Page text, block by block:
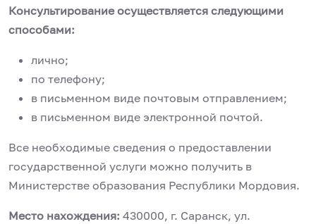
Консультирование осуществляется следующими
способами:
лично;
по телефону;
в письменном виде почтовым отправлением;
в письменном виде электронной почтой.
Все необходимые сведения о предоставлении
государственной услуги можно получить в
Министерстве образования Республики Мордовия.
Место нахождения: 430000, г. Саранск, ул.